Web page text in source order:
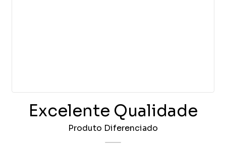
Excelente Qualidade
Produto Diferenciado